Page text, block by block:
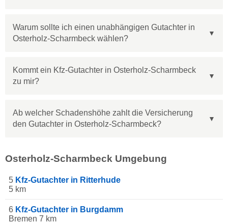
Warum sollte ich einen unabhängigen Gutachter in
Osterholz-Scharmbeck wählen?
Kommt ein Kfz-Gutachter in Osterholz-Scharmbeck
zu mir?
Ab welcher Schadenshöhe zahlt die Versicherung
den Gutachter in Osterholz-Scharmbeck?
Osterholz-Scharmbeck Umgebung
5 Kfz-Gutachter in Ritterhude
5 km
6 Kfz-Gutachter in Burgdamm
Bremen 7 km